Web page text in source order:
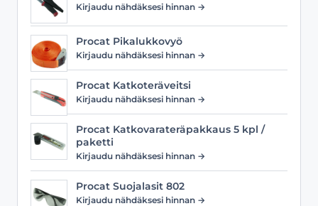
Kirjaudu nähdäksesi hinnan →
Procat Pikalukkovyö
Kirjaudu nähdäksesi hinnan →
Procat Katkoteräveitsi
Kirjaudu nähdäksesi hinnan →
Procat Katkovarateräpakkaus 5 kpl /
paketti
Kirjaudu nähdäksesi hinnan →
Procat Suojalasit 802
Kirjaudu nähdäksesi hinnan →